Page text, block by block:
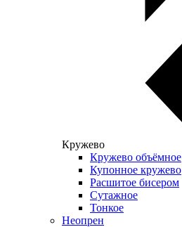
Кружево
Кружево объёмное
Купонное кружево
Расшитое бисером
Сутажное
Тонкое
Неопрен